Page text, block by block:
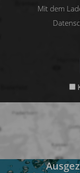
Mit dem